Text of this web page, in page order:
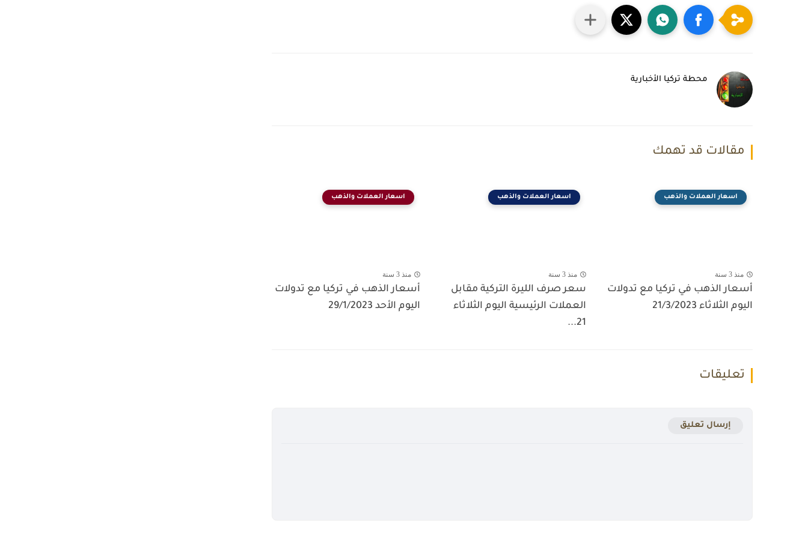
محطة تركيا الأخبارية
مقالات قد تهمك
اسعار العملات والذهب
منذ 3 سنة
أسعار الذهب في تركيا مع تدولات
اليوم الثلاثاء 21/3/2023
اسعار العملات والذهب
منذ 3 سنة
سعر صرف الليرة التركية مقابل
العملات الرئيسية اليوم الثلاثاء
21...
اسعار العملات والذهب
منذ 3 سنة
أسعار الذهب في تركيا مع تدولات
اليوم الأحد 29/1/2023
تعليقات
إرسال تعليق